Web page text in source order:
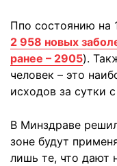
Ппо состоянию на
2 958 новых
ранее – 2905).
человек – это
исходов за сутки
В Минздраве
зоне будут
лишь те, что дают